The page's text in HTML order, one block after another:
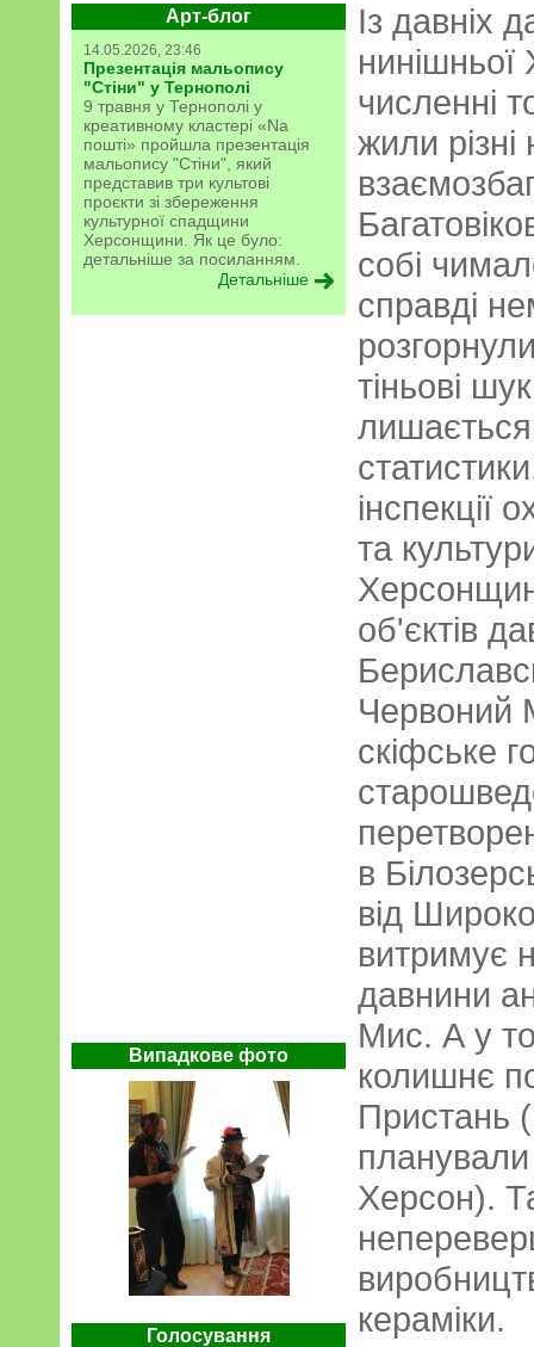
Арт-блог
14.05.2026, 23:46
Презентація мальопису
"Стіни" у Тернополі
9 травня у Тернополі у
креативному кластері «Na
пошті» пройшла презентація
мальопису "Стіни", який
представив три культові
проєкти зі збереження
культурної спадщини
Херсонщини. Як це було:
детальніше за посиланням.
Детальніше
Випадкове фото
Голосування
Із давніх
численні
жили різні
собі
справді
тіньові
лишається
інспекції
та
об'єктів
Червоний
скіфське
в
від
витримує
давнини
Мис. А у
колишнє
Пристань
Херсон).
кераміки.